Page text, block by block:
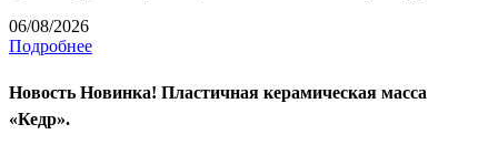
06/08/2026
Подробнее
Новость Новинка! Пластичная керамическая масса
«Кедр».